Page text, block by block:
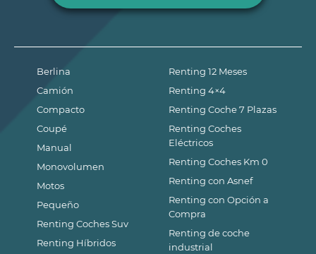
Berlina
Camión
Compacto
Coupé
Manual
Monovolumen
Motos
Pequeño
Renting Coches Suv
Renting Híbridos
Renting 12 Meses
Renting 4×4
Renting Coche 7 Plazas
Renting Coches
Eléctricos
Renting Coches Km 0
Renting con Asnef
Renting con Opción a
Compra
Renting de coche
industrial